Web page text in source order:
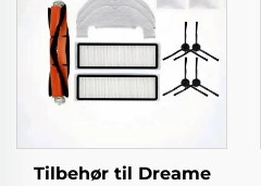
Tilbehør til Dreame